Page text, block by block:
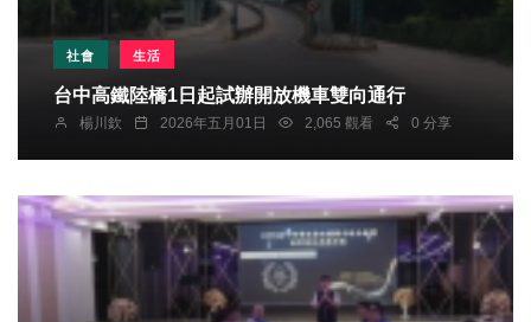
社會 生活
台中高鐵陸橋1日起試辦開放機車雙向通行
楊川欽 2026年五月01日 2,065 觀看 0 分享